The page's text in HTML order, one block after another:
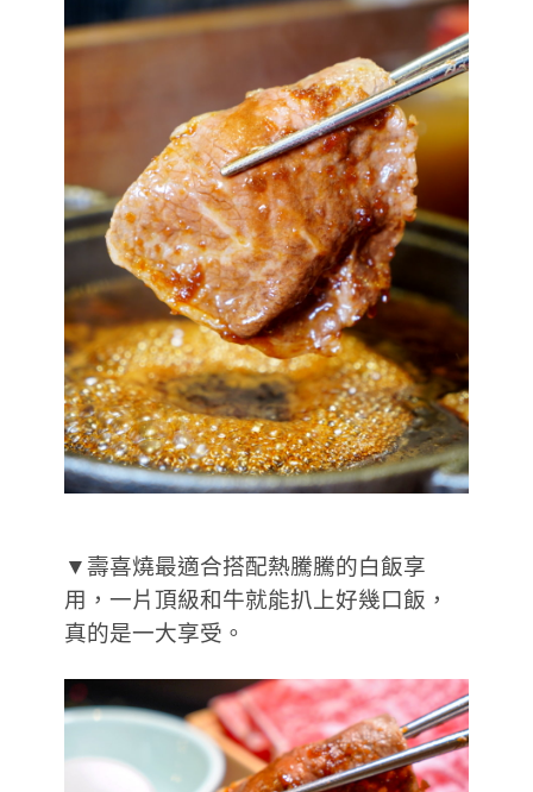
▼壽喜燒最適合搭配熱騰騰的白飯享
用，一片頂級和牛就能扒上好幾口飯，
真的是一大享受。